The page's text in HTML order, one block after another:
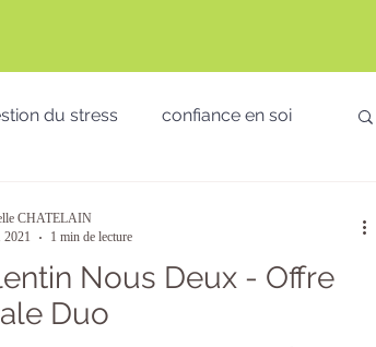
du stress confiance en soi
télétravail visio
Nous Deux - Offre
Duo
CHATELAIN
2021
1 min de lecture